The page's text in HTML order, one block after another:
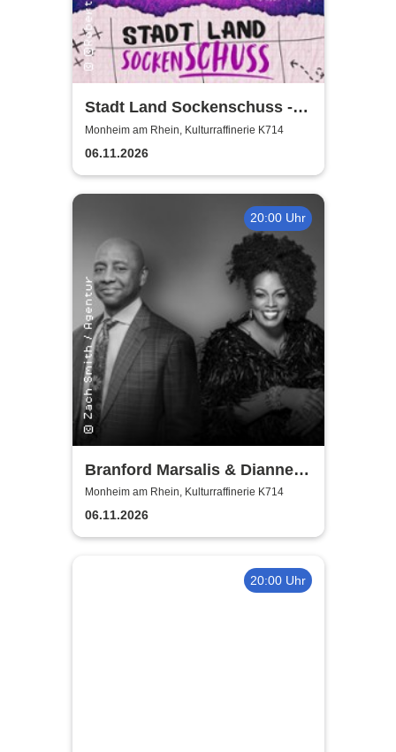
Stadt Land Sockenschuss -
Kabarett-Theater Distel
Monheim am Rhein, Kulturraffinerie K714
06.11.2026
20:00 Uhr
Branford Marsalis & Dianne
Reeves celebrate John
Coltrane
Monheim am Rhein, Kulturraffinerie K714
06.11.2026
20:00 Uhr